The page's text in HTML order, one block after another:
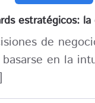
de
en la